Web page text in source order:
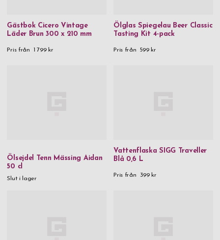
Gästbok Cicero Vintage
Läder Brun 300 x 210 mm
Pris från 1 799 kr
Ölglas Spiegelau Beer Classic
Tasting Kit 4-pack
Pris från 599 kr
Ölsejdel Tenn Mässing Aidan
50 cl
Slut i lager
Vattenflaska SIGG Traveller
Blå 0,6 L
Pris från 399 kr